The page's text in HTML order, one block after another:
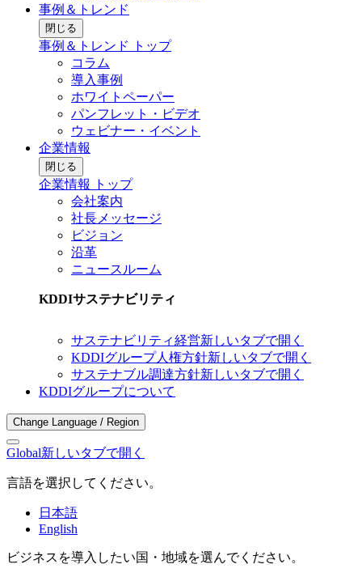
事例＆トレンド
閉じる
事例＆トレンド トップ
コラム
導入事例
ホワイトペーパー
パンフレット・ビデオ
ウェビナー・イベント
企業情報
閉じる
企業情報 トップ
会社案内
社長メッセージ
ビジョン
沿革
ニュースルーム
KDDIサステナビリティ
サステナビリティ経営新しいタブで開く
KDDIグループ人権方針新しいタブで開く
サステナブル調達方針新しいタブで開く
KDDIグループについて
Change Language / Region
Global新しいタブで開く
言語を選択してください。
日本語
English
ビジネスを導入したい国・地域を選んでください。